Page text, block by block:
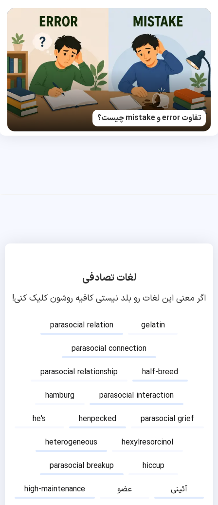
تفاوت error و mistake چیست؟
لغات تصادفی
اگر معنی این لغات رو بلد نیستی کافیه روشون کلیک کنی!
parasocial relation
gelatin
parasocial connection
parasocial relationship
half-breed
hamburg
parasocial interaction
he's
henpecked
parasocial grief
heterogeneous
hexylresorcinol
parasocial breakup
hiccup
high-maintenance
عضو
آئینی